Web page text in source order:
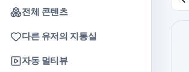
전체 콘텐츠
다른 유저의 지통실
자동 멀티뷰